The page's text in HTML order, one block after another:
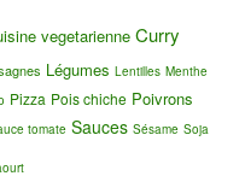
vegetarienne Curry
Légumes Lentilles Menthe
Pizza Pois chiche Poivrons
tomate Sauces Sésame Soja